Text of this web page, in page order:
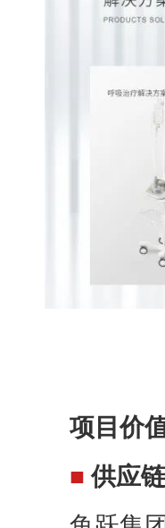
项目价
■ 供应